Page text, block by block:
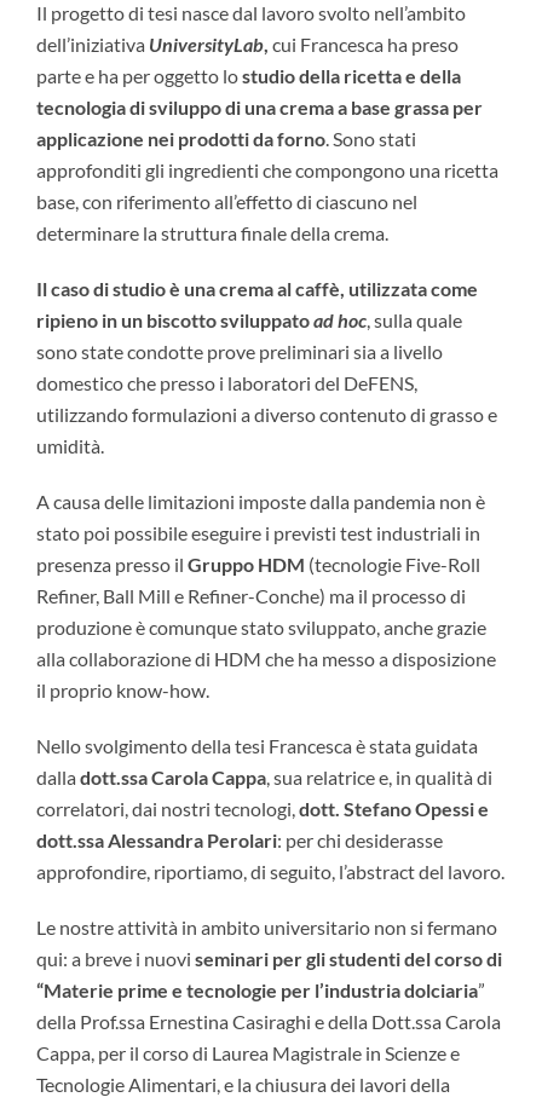
Il progetto di tesi nasce dal lavoro svolto nell’ambito
dell’iniziativa UniversityLab, cui Francesca ha preso
parte e ha per oggetto lostudio della ricetta e della
tecnologia di sviluppo di una crema a base grassa per
applicazione nei prodotti da forno. Sono stati
approfonditi gli ingredienti che compongono una ricetta
base, con riferimento all’effetto di ciascuno nel
determinare la struttura finale della crema.
Il caso di studio è una crema al caffè, utilizzata come
ripieno in un biscotto sviluppatoad hoc, sulla quale
sono state condotte prove preliminari sia a livello
domestico che presso i laboratori del DeFENS,
utilizzando formulazioni a diverso contenuto di grasso e
umidità.
A causa delle limitazioni imposte dalla pandemia non è
stato poi possibile eseguire i previsti test industriali in
presenza presso il Gruppo HDM (tecnologie Five-Roll
Refiner, Ball Mill e Refiner-Conche) ma il processo di
produzione è comunque stato sviluppato, anche grazie
alla collaborazione di HDM che ha messo a disposizione
il proprio know-how.
Nello svolgimento della tesi Francesca è stata guidata
dalla dott.ssa Carola Cappa, sua relatrice e, in qualità di
correlatori, dai nostri tecnologi,dott. Stefano Opessi e
dott.ssa Alessandra Perolari: per chi desiderasse
approfondire, riportiamo, di seguito, l’abstract del lavoro.
Le nostre attività in ambito universitario non si fermano
qui: a breve i nuovi seminari per gli studenti del corso di
“Materie prime e tecnologie per l’industria dolciaria”
della Prof.ssa Ernestina Casiraghi e della Dott.ssa Carola
Cappa, per il corso di Laurea Magistrale in Scienze e
Tecnologie Alimentari, e la chiusura dei lavori della